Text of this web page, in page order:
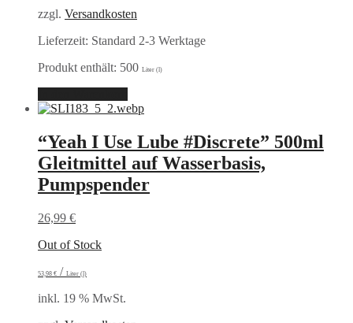
zzgl. Versandkosten
Lieferzeit: Standard 2-3 Werktage
Produkt enthält: 500 Liter (l)
“Yeah I Use Lube #Discrete” 500ml
Gleitmittel auf Wasserbasis,
Pumpspender
26,99 €
Out of Stock
53,98 € / Liter (l)
inkl. 19 % MwSt.